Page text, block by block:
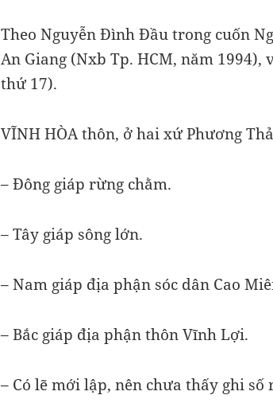
Theo Nguyễn Đình Đầu trong cuốn
An Giang (Nxb Tp. HCM, năm
thứ 17).
VĨNH HÒA thôn, ở hai xứ Phương
– Đông giáp rừng chằm.
– Tây giáp sông lớn.
– Nam giáp địa phận sóc dân Cao
– Bắc giáp địa phận thôn Vĩnh Lợi.
– Có lẽ mới lập, nên chưa thấy ghi